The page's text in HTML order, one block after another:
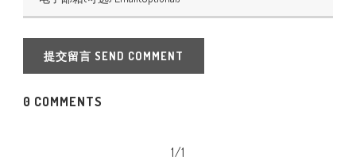
提交留言 SEND COMMENT
0 COMMENTS
1/1